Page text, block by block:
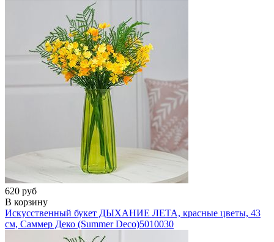
620 руб
В корзину
Искусственный букет ДЫХАНИЕ ЛЕТА, красные цветы, 43
см, Саммер Деко (Summer Deco)5010030